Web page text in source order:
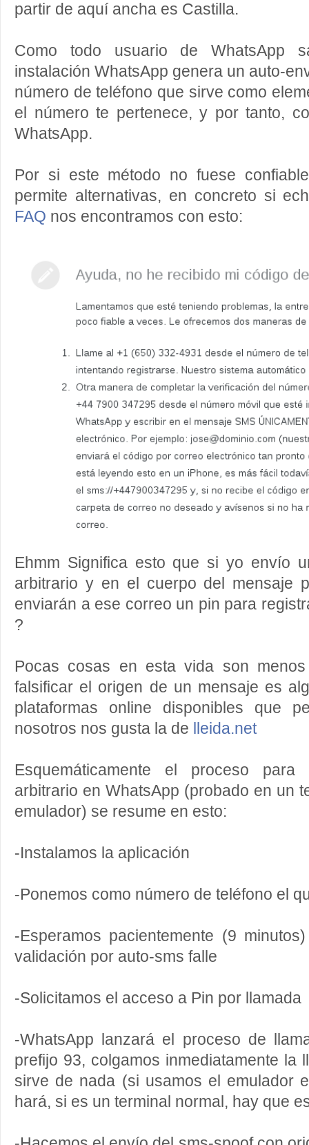
partir de aquí ancha es Castilla.
Como todo usuario de WhatsApp
instalación WhatsApp genera un auto-
número de teléfono que sirve como
el número te pertenece, y por tanto,
WhatsApp.
Por si este método no fuese
permite alternativas, en concreto si
FAQ nos encontramos con esto:
Ehmm Significa esto que si yo envío
arbitrario y en el cuerpo del mensaje
enviarán a ese correo un pin para
?
Pocas cosas en esta vida son
falsificar el origen de un mensaje es
plataformas online disponibles que
nosotros nos gusta la de
lleida.net
Esquemáticamente el proceso
arbitrario en WhatsApp (probado en un
emulador) se resume en esto:
-Instalamos la aplicación
-Ponemos como número de teléfono el
-Esperamos pacientemente (9
validación por auto-sms falle
-Solicitamos el acceso a Pin por llamada
-WhatsApp lanzará el proceso de
prefijo 93, colgamos inmediatamente la
sirve de nada (si usamos el emulador
hará, si es un terminal normal, hay que